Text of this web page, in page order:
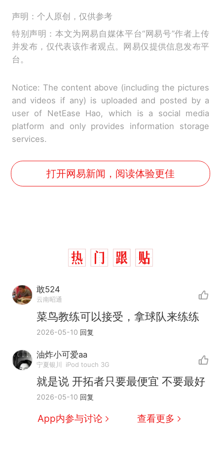
声明：个人原创，仅供参考
特别声明：本文为网易自媒体平台“网易号”作者上传
并发布，仅代表该作者观点。网易仅提供信息发布平
台。
Notice: The content above (including the pictures
and videos if any) is uploaded and posted by a
user of NetEase Hao, which is a social media
platform and only provides information storage
services.
打开网易新闻，阅读体验更佳
敢524
云南昭通
菜鸟教练可以接受，拿球队来练练
2026-05-10 回复
油炸小可爱aa
宁夏银川 iPod touch 3G
就是说 开拓者只要最便宜 不要最好
2026-05-10 回复
App内参与讨论 查看更多
热
制裁瓜子饺子，美国怕什
么？
新
费大厨“全国小炒肉大王”称
号，仅凭视频评出？中国烹饪
协会回应
男子上山采菌偶然发现鸡枞菌